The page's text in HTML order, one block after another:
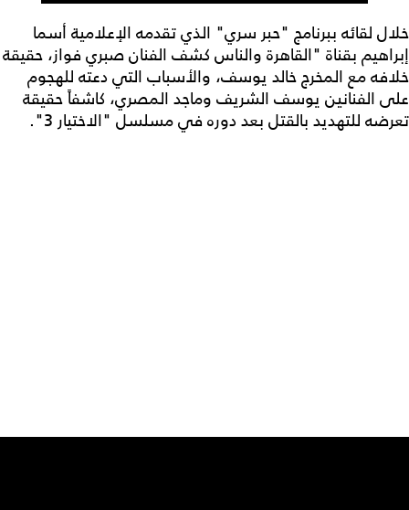
خلال لقائه ببرنامج "حبر سري" الذي تقدمه الإعلامية أسما
إبراهيم بقناة "القاهرة والناس كشف الفنان صبري فواز، حقيقة
خلافه مع المخرج خالد يوسف، والأسباب التي دعته للهجوم
على الفنانين يوسف الشريف وماجد المصري، كاشفاً حقيقة
تعرضه للتهديد بالقتل بعد دوره في مسلسل "الاختيار 3".